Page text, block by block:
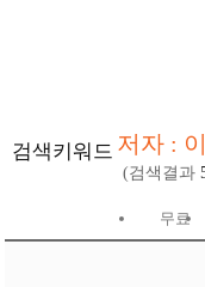
검색키워드 저자 :
(검색결과
무료